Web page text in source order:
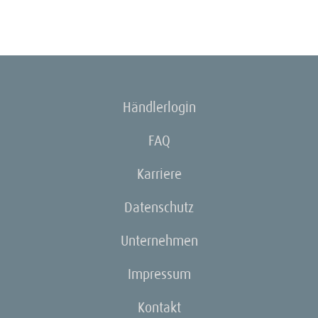
Händlerlogin
FAQ
Karriere
Datenschutz
Unternehmen
Impressum
Kontakt